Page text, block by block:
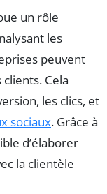
un rôle
les
peuvent
Cela
les clics, et
sociaux. Grâce à
d’élaborer
la clientèle